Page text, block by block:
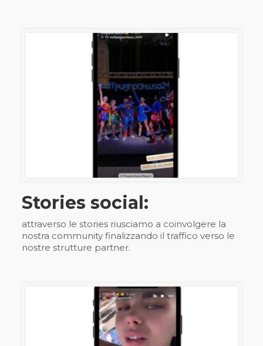
Stories social:
attraverso le stories riusciamo a coinvolgere la
nostra community finalizzando il traffico verso le
nostre strutture partner.